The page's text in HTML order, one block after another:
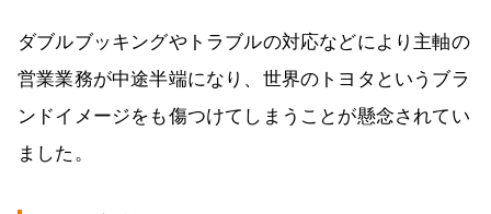
ダブルブッキングやトラブルの対応などにより主軸の
営業業務が中途半端になり、世界のトヨタというブラ
ンドイメージをも傷つけてしまうことが懸念されてい
ました。